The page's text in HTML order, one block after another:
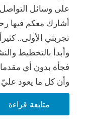
على وسائل التواصل
أشارك معكم فيها
تجربتي الأولى..
وأبدأ بالتخطيط
فجأة بدون أي
وأن كل ما يعود
متابعة قراءة